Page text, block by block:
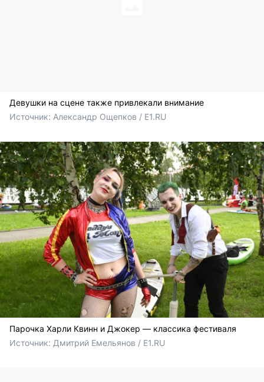
Девушки на сцене также привлекали внимание
Источник: Александр Ощепков / E1.RU
Парочка Харли Квинн и Джокер — классика фестиваля
Источник: Дмитрий Емельянов / E1.RU